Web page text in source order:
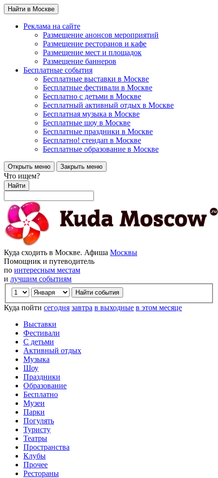
Найти в Москве
Реклама на сайте
Размещение анонсов мероприятий
Размещение ресторанов и кафе
Размещение мест и площадок
Размещение баннеров
Бесплатные события
Бесплатные выставки в Москве
Бесплатные фестивали в Москве
Бесплатно с детьми в Москве
Бесплатный активный отдых в Москве
Бесплатная музыка в Москве
Бесплатные шоу в Москве
Бесплатные праздники в Москве
Бесплатно! стендап в Москве
Бесплатные образование в Москве
Открыть меню Закрыть меню
Что ищем?
Найти
Куда сходить в Москве. Афиша Москвы
Помощник и путеводитель
по интересным местам
и лучшим событиям
Куда пойти сегодня завтра в выходные в этом месяце
Выставки
Фестивали
С детьми
Активный отдых
Музыка
Шоу
Праздники
Образование
Бесплатно
Музеи
Парки
Погулять
Туристу
Театры
Пространства
Клубы
Прочее
Рестораны